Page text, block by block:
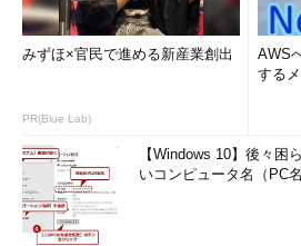
みずほ×官民で進める新産業創出
PR(Blue Lab)
AWS
する
【Windows 10】後々困
いコンピュータ名（PC